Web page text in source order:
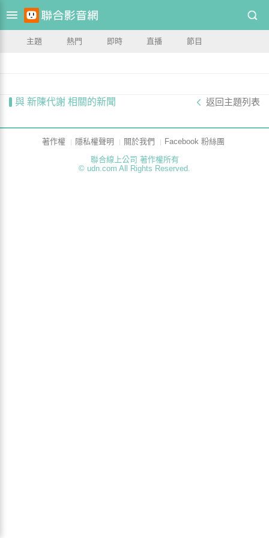
主題 熱門 即時 直播 節目
與 新陳代謝 相關的新聞 返回主題列表
著作權 隱私權聲明 關於我們
Facebook 粉絲團
聯合線上公司 著作權所有
© udn.com All Rights Reserved.